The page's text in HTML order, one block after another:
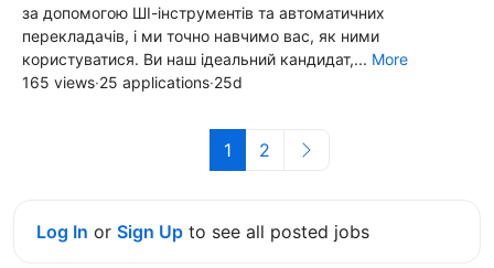
за допомогою ШІ-інструментів та автоматичних
перекладачів, і ми точно навчимо вас, як ними
користуватися. Ви наш ідеальний кандидат,... More
165 views·25 applications·25d
1 2
Log In or Sign Up to see all posted jobs